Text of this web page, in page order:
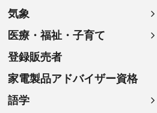
気象
医療・福祉・子育て
登録販売者
家電製品アドバイザー資格
語学